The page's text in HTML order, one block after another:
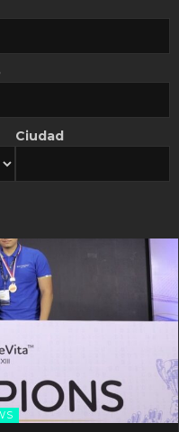
Libre por costos
Ciudad